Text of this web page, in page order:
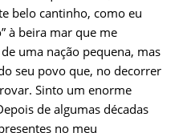
belo cantinho, como eu
à beira mar que me
uma nação pequena, mas
seu povo que, no decorrer
Sinto um enorme
de algumas décadas
no meu